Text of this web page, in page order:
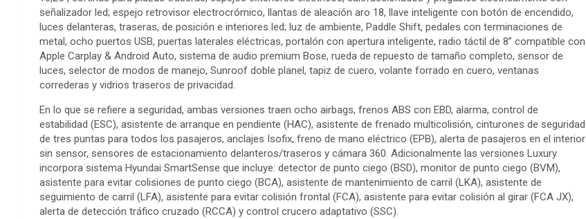
señalizador led; espejo retrovisor electrocrómico, llantas de aleación aro 18, llave inteligente con botón de encendido,
luces delanteras, traseras, de posición e interiores led; luz de ambiente, Paddle Shift, pedales con terminaciones de
metal, ocho puertos USB, puertas laterales eléctricas, portalón con apertura inteligente, radio táctil de 8” compatible con
Apple Carplay & Android Auto, sistema de audio premium Bose, rueda de repuesto de tamaño completo, sensor de
luces, selector de modos de manejo, Sunroof doble planel, tapiz de cuero, volante forrado en cuero, ventanas
correderas y vidrios traseros de privacidad.
En lo que se refiere a seguridad, ambas versiones traen ocho airbags, frenos ABS con EBD, alarma, control de
estabilidad (ESC), asistente de arranque en pendiente (HAC), asistente de frenado multicolisión, cinturones de seguridad
de tres puntas para todos los pasajeros, anclajes Isofix, freno de mano eléctrico (EPB), alerta de pasajeros en el interior
sin sensor, sensores de estacionamiento delanteros/traseros y cámara 360. Adicionalmente las versiones Luxury
incorpora sistema Hyundai SmartSense que incluye: detector de punto ciego (BSD), monitor de punto ciego (BVM),
asistente para evitar colisiones de punto ciego (BCA), asistente de mantenimiento de carril (LKA), asistente de
seguimiento de carril (LFA), asistente para evitar colisión frontal (FCA), asistente para evitar colisión al girar (FCA JX),
alerta de detección tráfico cruzado (RCCA) y control crucero adaptativo (SSC).